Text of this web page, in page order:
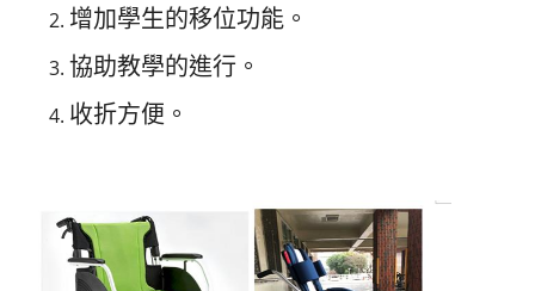
增加學生的移位功能。
協助教學的進行。
收折方便。